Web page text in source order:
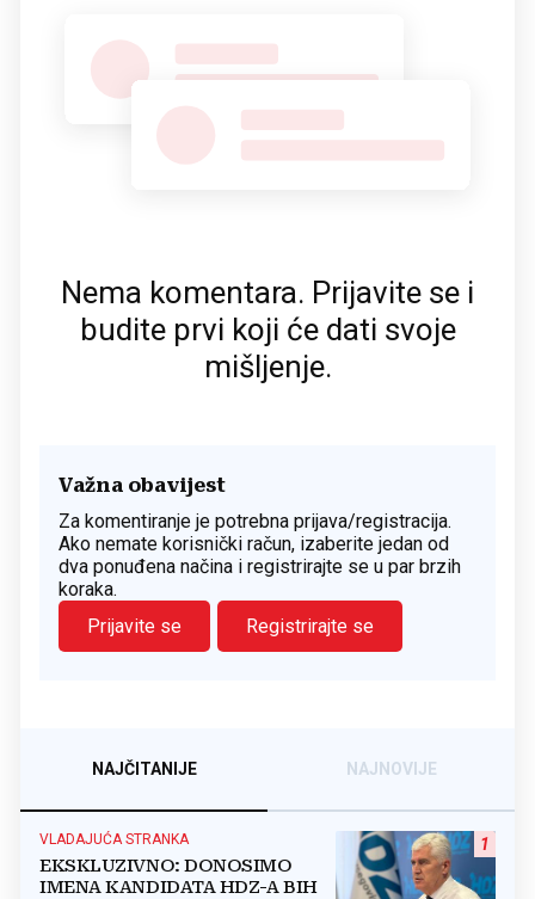
Nema komentara. Prijavite se i
budite prvi koji će dati svoje
mišljenje.
Važna obavijest
Za komentiranje je potrebna prijava/registracija.
Ako nemate korisnički račun, izaberite jedan od
dva ponuđena načina i registrirajte se u par brzih
koraka.
Prijavite se
Registrirajte se
NAJČITANIJE NAJNOVIJE
1
VLADAJUĆA STRANKA
EKSKLUZIVNO: DONOSIMO
IMENA KANDIDATA HDZ-A BIH